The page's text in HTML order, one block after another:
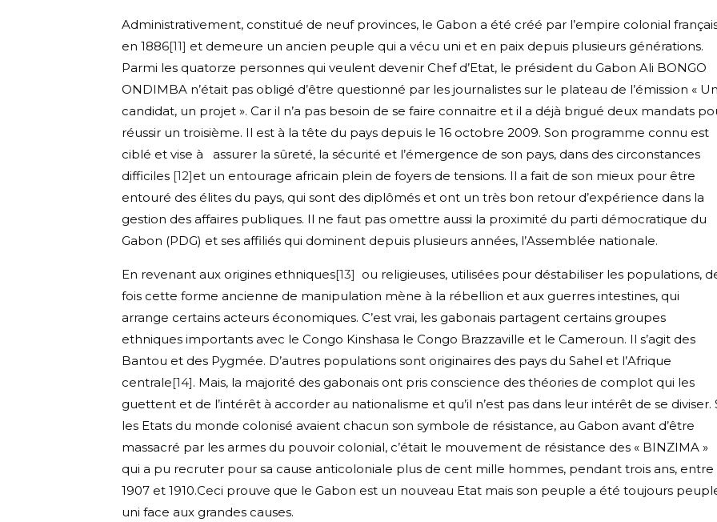
Administrativement, constitué de neuf provinces, le Gabon a été créé par l’empire colonial
en 1886[11] et demeure un ancien peuple qui a vécu uni et en paix depuis plusieurs générations.
Parmi les quatorze personnes qui veulent devenir Chef d’Etat, le président du Gabon Ali BONGO
ONDIMBA n’était pas obligé d’être questionné par les journalistes sur le plateau de l’émission «
candidat, un projet ». Car il n’a pas besoin de se faire connaitre et il a déjà brigué deux mandats
réussir un troisième. Il est à la tête du pays depuis le 16 octobre 2009. Son programme connu est
ciblé et vise à assurer la sûreté, la sécurité et l’émergence de son pays, dans des circonstances
difficiles [12]et un entourage africain plein de foyers de tensions. Il a fait de son mieux pour être
entouré des élites du pays, qui sont des diplômés et ont un très bon retour d’expérience dans la
gestion des affaires publiques. Il ne faut pas omettre aussi la proximité du parti démocratique du
Gabon (PDG) et ses affiliés qui dominent depuis plusieurs années, l’Assemblée nationale.
En revenant aux origines ethniques[13] ou religieuses, utilisées pour déstabiliser les populations,
fois cette forme ancienne de manipulation mène à la rébellion et aux guerres intestines, qui
arrange certains acteurs économiques. C’est vrai, les gabonais partagent certains groupes
ethniques importants avec le Congo Kinshasa le Congo Brazzaville et le Cameroun. Il s’agit des
Bantou et des Pygmée. D’autres populations sont originaires des pays du Sahel et l’Afrique
centrale[14]. Mais, la majorité des gabonais ont pris conscience des théories de complot qui les
guettent et de l’intérêt à accorder au nationalisme et qu’il n’est pas dans leur intérêt de se diviser.
les Etats du monde colonisé avaient chacun son symbole de résistance, au Gabon avant d’être
massacré par les armes du pouvoir colonial, c’était le mouvement de résistance des « BINZIMA »
qui a pu recruter pour sa cause anticoloniale plus de cent mille hommes, pendant trois ans, entre
1907 et 1910.Ceci prouve que le Gabon est un nouveau Etat mais son peuple a été toujours
uni face aux grandes causes.